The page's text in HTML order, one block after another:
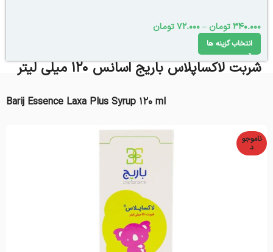
340.000تومان –
72.000تومان
انتخاب گزینه ها
شربت لاکساپلاس باریج اسانس 120 میلی لیتر
Barij Essence Laxa Plus Syrup 120 ml
ناموجو
د